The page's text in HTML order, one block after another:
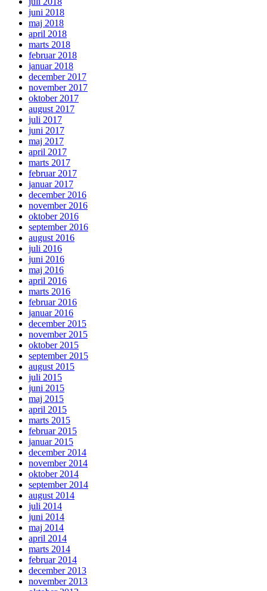
juni 2018
maj 2018
april 2018
marts 2018
februar 2018
januar 2018
december 2017
november 2017
oktober 2017
august 2017
juli 2017
juni 2017
maj 2017
april 2017
marts 2017
februar 2017
januar 2017
december 2016
november 2016
oktober 2016
september 2016
august 2016
juli 2016
juni 2016
maj 2016
april 2016
marts 2016
februar 2016
januar 2016
december 2015
november 2015
oktober 2015
september 2015
august 2015
juli 2015
juni 2015
maj 2015
april 2015
marts 2015
februar 2015
januar 2015
december 2014
november 2014
oktober 2014
september 2014
august 2014
juli 2014
juni 2014
maj 2014
april 2014
marts 2014
februar 2014
december 2013
november 2013